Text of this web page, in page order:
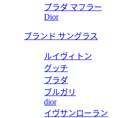
プラダ マフラー
Dior
ブランド サングラス
ルイヴィトン
グッチ
プラダ
ブルガリ
dior
イヴサンローラン